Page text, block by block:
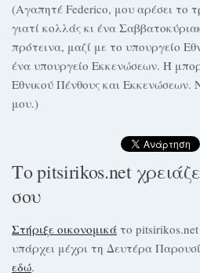
(Αγαπητέ Federico, μου αρέσει το
γιατί κολλάς κι ένα
πρότεινα, μαζί με το υπουργείο
ένα υπουργείο Εκκενώσεων. Ή
Εθνικού Πένθους και Εκκενώσεων.
μου.)
Το pitsirikos.net
σου
Στήριξε οικονομικά το
υπάρχει μέχρι τη Δευτέρα
εδώ.